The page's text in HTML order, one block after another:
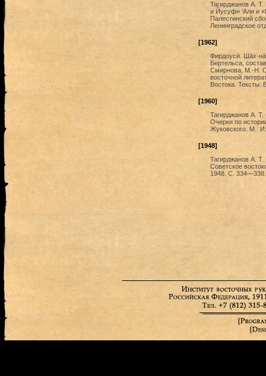
Тагирджанов А.
и Йусуф» ‘Али и
Палестинский
Ленинградское
[1962]
Фирдоусӣ. Шāх-
Бертельса,
Смирнова, М.-Н.
восточной
Востока. Тексты.
[1960]
Тагирджанов А.
Очерки по
Жуковского. М.:
[1948]
Тагирджанов A.
Советское
1948. С. 334—338.